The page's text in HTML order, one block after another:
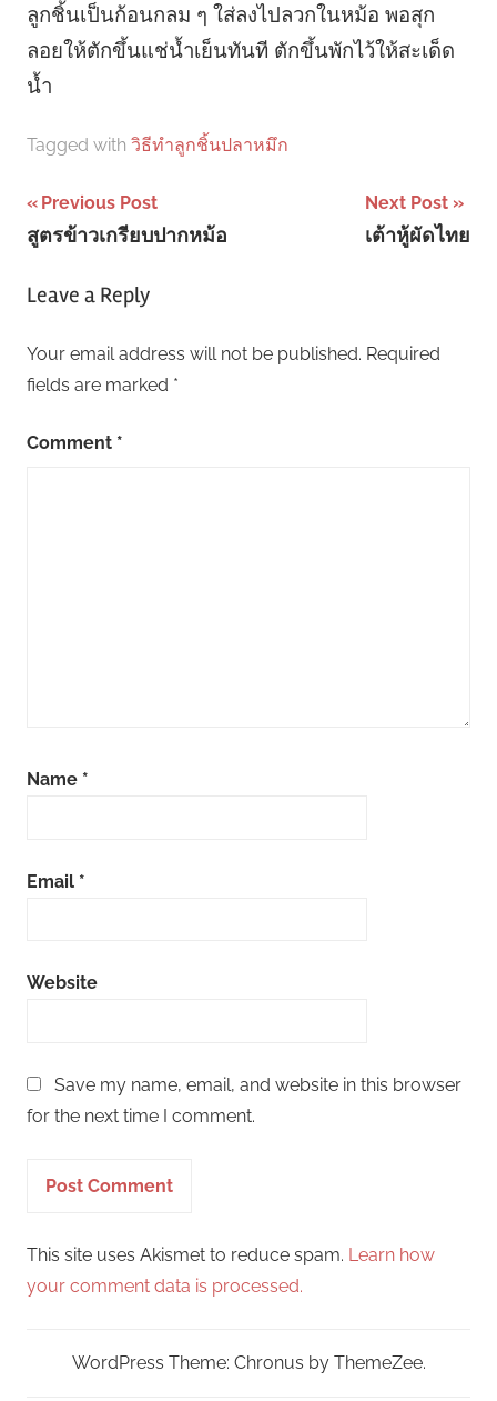
ลูกชิ้นเป็นก้อนกลม ๆ ใส่ลงไปลวกในหม้อ พอสุก
ลอยให้ตักขึ้นแช่น้ำเย็นทันที ตักขึ้นพักไว้ให้สะเด็ด
น้ำ
Tagged with วิธีทําลูกชิ้นปลาหมึก
Post
navigation
Previous Post
สูตรข้าวเกรียบปากหม้อ
Next Post
เต้าหู้ผัดไทย
Leave a Reply
Your email address will not be published. Required
fields are marked *
Comment *
Name *
Email *
Website
Save my name, email, and website in this browser
for the next time I comment.
This site uses Akismet to reduce spam. Learn how
your comment data is processed.
WordPress Theme: Chronus by ThemeZee.